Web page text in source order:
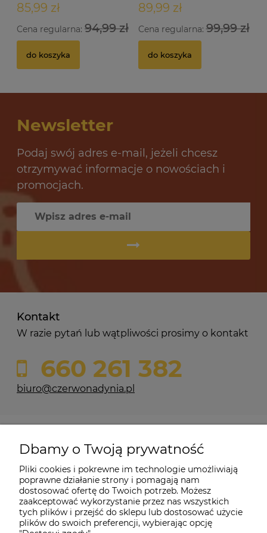
85,99 zł
Cena regularna: 94,99 zł
do koszyka
89,99 zł
Cena regularna:99,99 zł
do koszyka
Newsletter
Podaj swój adres e-mail, jeżeli chcesz
otrzymywać informacje o nowościach i
promocjach.
Kontakt
W razie pytań lub wątpliwości prosimy o kontakt
660 261 382
biuro@czerwonadynia.pl
Moje konto
O firmie
Dbamy o Twoją prywatność
Pliki cookies i pokrewne im technologie umożliwiają
poprawne działanie strony i pomagają nam
dostosować ofertę do Twoich potrzeb. Możesz
zaakceptować wykorzystanie przez nas wszystkich
tych plików i przejść do sklepu lub dostosować użycie
plików do swoich preferencji, wybierając opcję